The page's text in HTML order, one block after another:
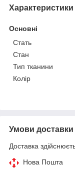
Характеристики
Основні
Стать
Стан
Тип тканини
Колір
Умови доставки
Доставка
Нова Пошта